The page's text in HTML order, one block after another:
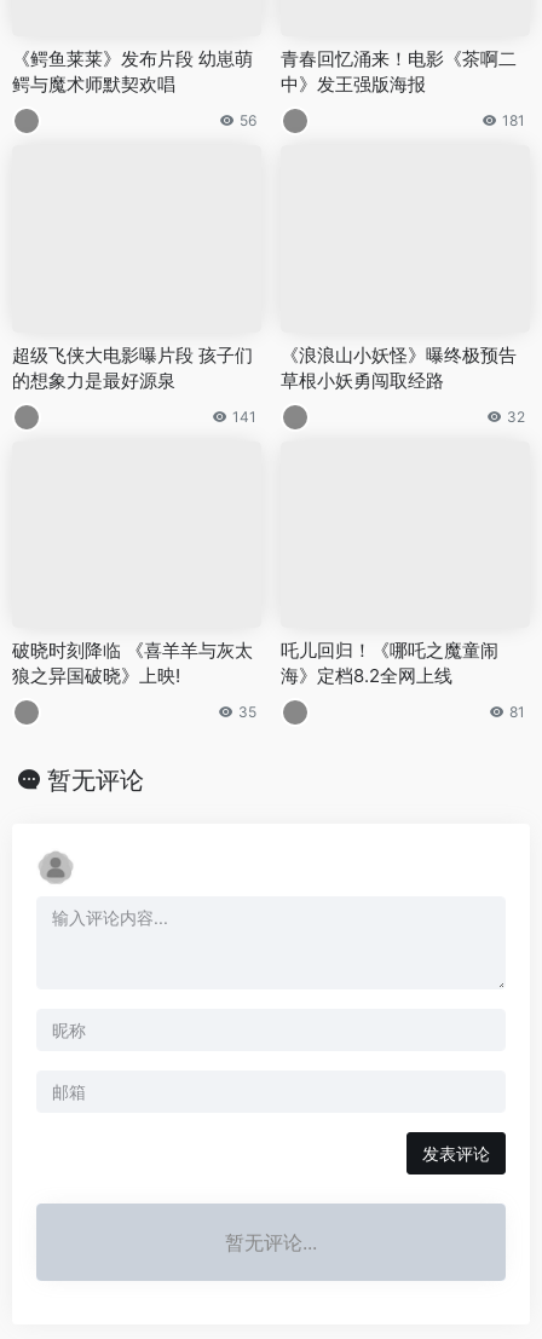
《鳄鱼莱莱》发布片段 幼崽萌
鳄与魔术师默契欢唱
56
青春回忆涌来！电影《茶啊二
中》发王强版海报
181
超级飞侠大电影曝片段 孩子们
的想象力是最好源泉
141
《浪浪山小妖怪》曝终极预告
草根小妖勇闯取经路
32
破晓时刻降临 《喜羊羊与灰太
狼之异国破晓》上映!
35
吒儿回归！《哪吒之魔童闹
海》定档8.2全网上线
81
暂无评论
发表评论
暂无评论...